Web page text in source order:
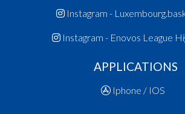
Instagram -
Instagram - Enovos League
APPLICATIONS
Iphone / IOS